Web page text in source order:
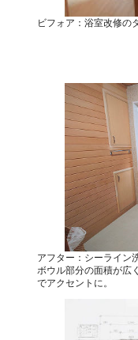
ビフォア：浴室改修の
アフター：シーライン
ボウル部分の面積が広
でアクセントに。